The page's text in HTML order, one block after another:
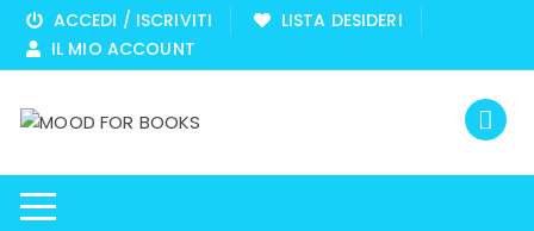
Vai
contenuto
ACCEDI / ISCRIVITI
LISTA DESIDERI
IL MIO ACCOUNT